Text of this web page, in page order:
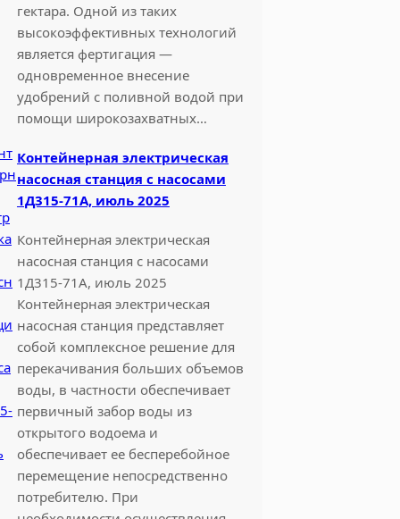
гектара. Одной из таких
высокоэффективных технологий
является фертигация —
одновременное внесение
удобрений с поливной водой при
помощи широкозахватных…
Контейнерная электрическая
насосная станция с насосами
1Д315-71А, июль 2025
Контейнерная электрическая
насосная станция с насосами
1Д315-71А, июль 2025
Контейнерная электрическая
насосная станция представляет
собой комплексное решение для
перекачивания больших объемов
воды, в частности обеспечивает
первичный забор воды из
открытого водоема и
обеспечивает ее бесперебойное
перемещение непосредственно
потребителю. При